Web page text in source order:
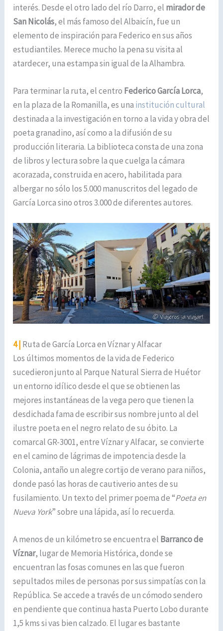
interés. Desde el otro lado del río Darro, el mirador de
San Nicolás, el más famoso del Albaicín, fue un
elemento de inspiración para Federico en sus años
estudiantiles. Merece mucho la pena su visita al
atardecer, una estampa sin igual de la Alhambra.
Para terminar la ruta, el centro Federico García Lorca,
en la plaza de la Romanilla, es una institución cultural
destinada a la investigación en torno a la vida y obra del
poeta granadino, así como a la difusión de su
producción literaria. La biblioteca consta de una zona
de libros y lectura sobre la que cuelga la cámara
acorazada, construida en acero, habilitada para
albergar no sólo los 5.000 manuscritos del legado de
García Lorca sino otros 3.000 de diferentes autores.
4| Ruta de García Lorca en Víznar y Alfacar
Los últimos momentos de la vida de Federico
sucedieron junto al Parque Natural Sierra de Huétor
un entorno idílico desde el que se obtienen las
mejores instantáneas de la vega pero que tienen la
desdichada fama de escribir sus nombre junto al del
ilustre poeta en el negro relato de su óbito. La
comarcal GR-3001, entre Víznar y Alfacar, se convierte
en el camino de lágrimas de impotencia desde la
Colonia, antaño un alegre cortijo de verano para niños,
donde pasó las horas de cautiverio antes de su
fusilamiento. Un texto del primer poema de “Poeta en
Nueva York” sobre una lápida, así lo recuerda.
A menos de un kilómetro se encuentra el Barranco de
Víznar, lugar de Memoria Histórica, donde se
encuentran las fosas comunes en las que fueron
sepultados miles de personas por sus simpatías con la
República. Se accede a través de un cómodo sendero
en pendiente que continua hasta Puerto Lobo durante
1,5 kms si vas bien calzado. El lugar es bastante